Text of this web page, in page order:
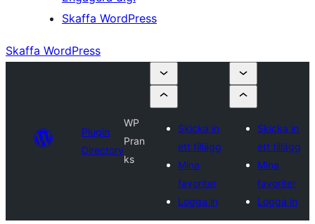
Skaffa WordPress
Skaffa WordPress
Plugin
Directory
WP
Pran
ks
Skicka in
ett tillägg
Mina
favoriter
Logga in
Skicka in
ett tillägg
Mina
favoriter
Logga in